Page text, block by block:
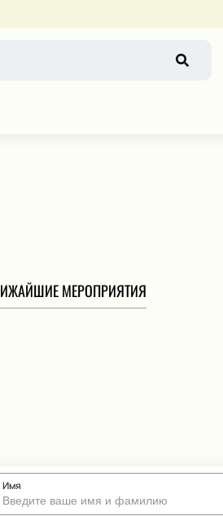
МЕРОПРИЯТИЯ
Имя